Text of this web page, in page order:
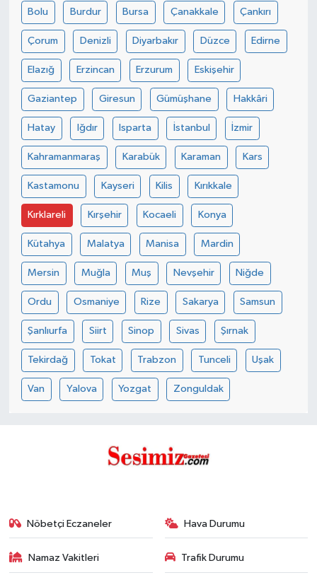
Bolu Burdur Bursa Çanakkale Çankırı
Çorum Denizli Diyarbakır Düzce Edirne
Elazığ Erzincan Erzurum Eskişehir
Gaziantep Giresun Gümüşhane Hakkâri
Hatay Iğdır Isparta İstanbul İzmir
Kahramanmaraş Karabük Karaman Kars
Kastamonu Kayseri Kilis Kırıkkale
Kırklareli Kırşehir Kocaeli Konya
Kütahya Malatya Manisa Mardin
Mersin Muğla Muş Nevşehir Niğde
Ordu Osmaniye Rize Sakarya Samsun
Şanlıurfa Siirt Sinop Sivas Şırnak
Tekirdağ Tokat Trabzon Tunceli Uşak
Van Yalova Yozgat Zonguldak
Nöbetçi Eczaneler Hava Durumu
Namaz Vakitleri Trafik Durumu